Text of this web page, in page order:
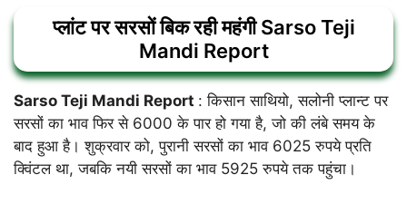
प्लांट पर सरसों बिक रही महंगी Sarso Teji
Mandi Report
Sarso Teji Mandi Report : किसान साथियो, सलोनी प्लान्ट पर
सरसों का भाव फिर से 6000 के पार हो गया है, जो की लंबे समय के
बाद हुआ है। शुक्रवार को, पुरानी सरसों का भाव 6025 रुपये प्रति
क्विंटल था, जबकि नयी सरसों का भाव 5925 रुपये तक पहुंचा।